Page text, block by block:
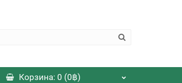
Корзина: 0 (0฿)